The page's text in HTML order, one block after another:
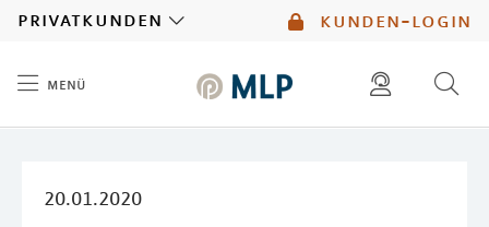
kunden-login
privatkunden
menü
20.01.2020